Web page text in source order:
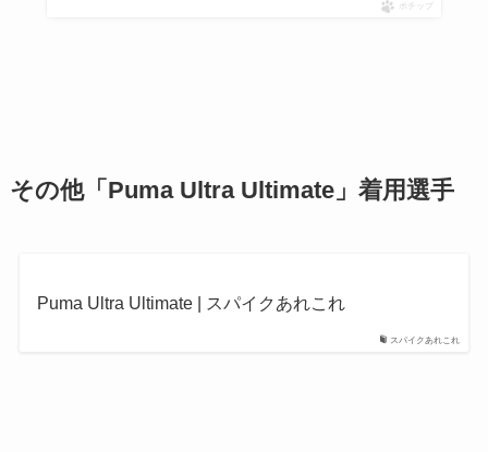
ポチップ
その他「Puma Ultra Ultimate」着用選手
スパイクあれこれ
Puma Ultra Ultimate | スパイクあれこれ